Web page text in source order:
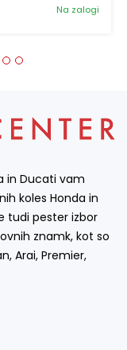
Na zalogi
in Ducati vam
koles Honda in
tudi pester izbor
znamk, kot so
Arai, Premier,